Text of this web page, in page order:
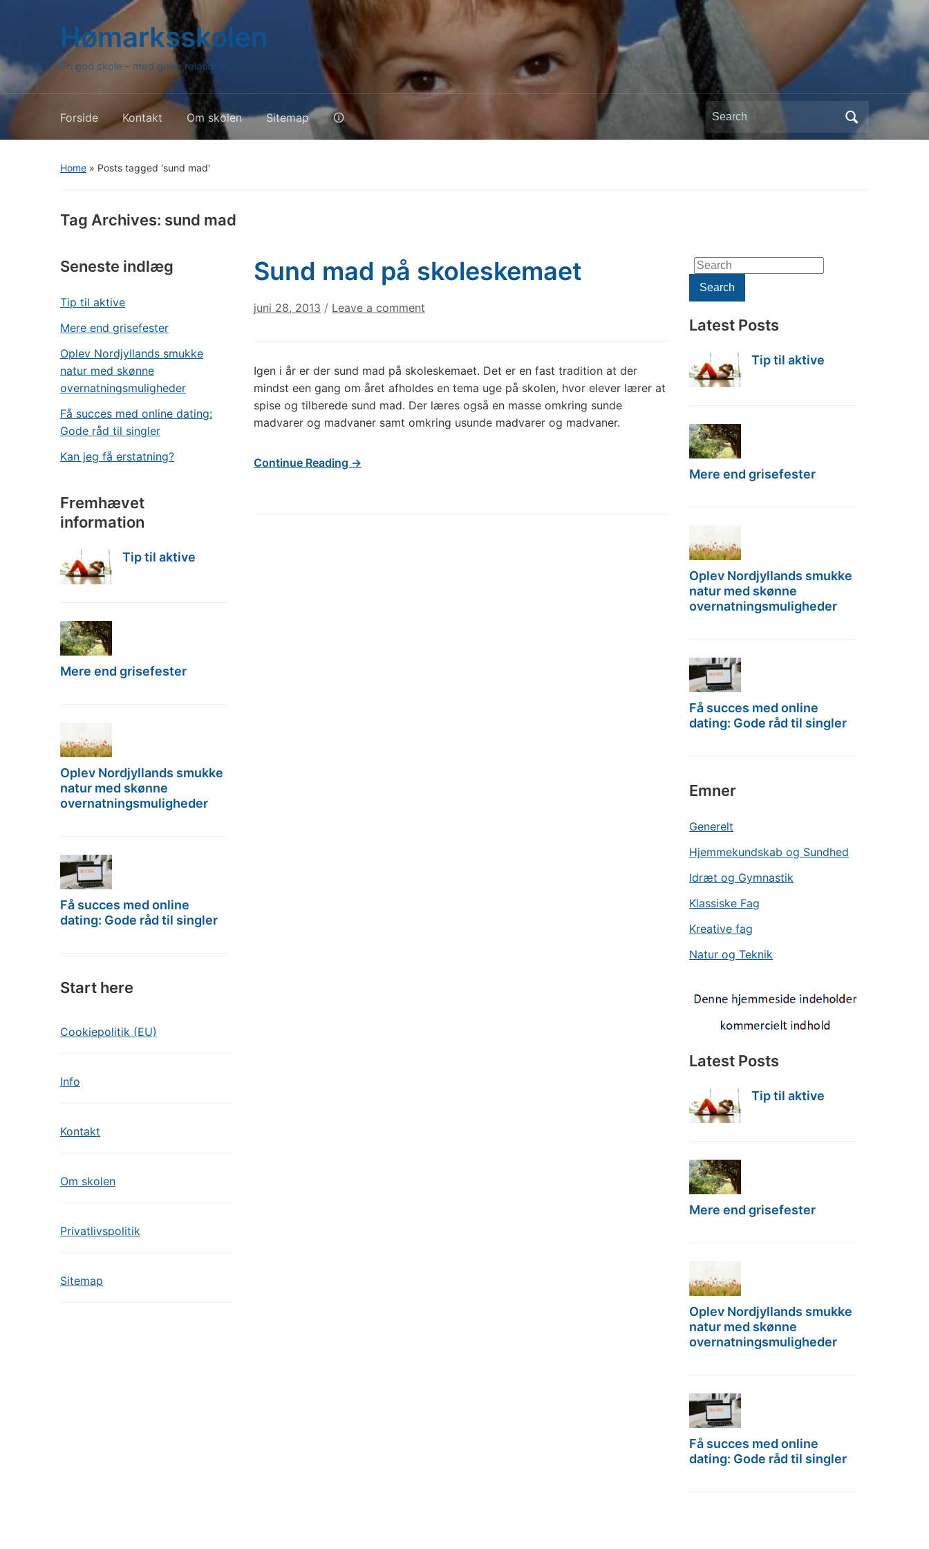
Hømarksskolen
En god skole – med gode relationer
Forside Kontakt Om skolen Sitemap 🛈
Search
for:
Home » Posts tagged 'sund mad'
Tag Archives: sund mad
Seneste indlæg
Tip til aktive
Mere end grisefester
Oplev Nordjyllands smukke
natur med skønne
overnatningsmuligheder
Få succes med online dating:
Gode råd til singler
Kan jeg få erstatning?
Fremhævet
information
Tip til aktive
Mere end grisefester
Oplev Nordjyllands smukke
natur med skønne
overnatningsmuligheder
Få succes med online
dating: Gode råd til singler
Start here
Cookiepolitik (EU)
Info
Kontakt
Om skolen
Privatlivspolitik
Sitemap
Sund mad på skoleskemaet
juni 28, 2013 / Leave a comment
Igen i år er der sund mad på skoleskemaet. Det er en fast tradition at der
mindst een gang om året afholdes en tema uge på skolen, hvor elever lærer at
spise og tilberede sund mad. Der læres også en masse omkring sunde
madvarer og madvaner samt omkring usunde madvarer og madvaner.
Continue Reading →
Search
for:Search
Latest Posts
Tip til aktive
Mere end grisefester
Oplev Nordjyllands smukke
natur med skønne
overnatningsmuligheder
Få succes med online
dating: Gode råd til singler
Emner
Generelt
Hjemmekundskab og Sundhed
Idræt og Gymnastik
Klassiske Fag
Kreative fag
Natur og Teknik
Latest Posts
Tip til aktive
Mere end grisefester
Oplev Nordjyllands smukke
natur med skønne
overnatningsmuligheder
Få succes med online
dating: Gode råd til singler